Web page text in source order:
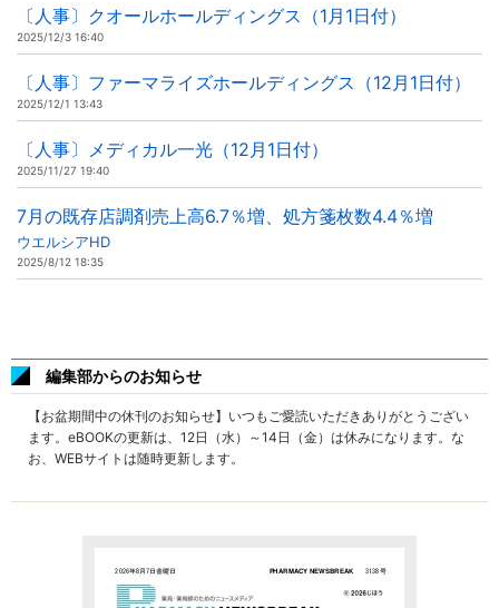
〔人事〕クオールホールディングス（1月1日付）
2025/12/3 16:40
〔人事〕ファーマライズホールディングス（12月1日付）
2025/12/1 13:43
〔人事〕メディカル一光（12月1日付）
2025/11/27 19:40
7月の既存店調剤売上高6.7％増、処方箋枚数4.4％増
ウエルシアHD
2025/8/12 18:35
編集部からのお知らせ
【お盆期間中の休刊のお知らせ】いつもご愛読いただきありがとうござい
ます。eBOOKの更新は、12日（水）～14日（金）は休みになります。な
お、WEBサイトは随時更新します。